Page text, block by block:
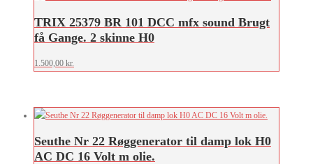
TRIX 25379 BR 101 DCC mfx sound Brugt
få Gange. 2 skinne H0
1.500,00 kr.
Seuthe Nr 22 Røggenerator til damp lok H0
AC DC 16 Volt m olie.